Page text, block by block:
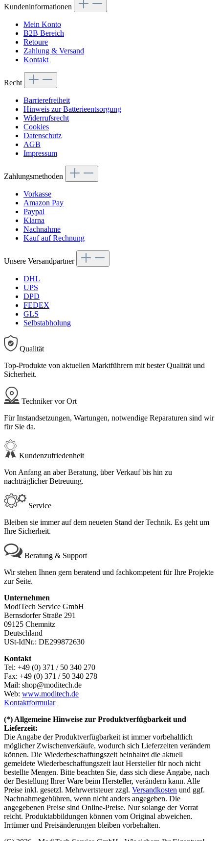
Kundeninformationen
Mein Konto
B2B Bereich
Retoure
Zahlung & Versand
Kontakt
Recht
Barrierefreiheit
Hinweis zur Batterieentsorgung
Widerrufsrecht
Cookies
Datenschutz
AGB
Impressum
Zahlungsmethoden
Vorkasse
Amazon Pay
Paypal
Klarna
Nachnahme
Kauf auf Rechnung
Unsere Versandpartner
DHL
UPS
DPD
FEDEX
GLS
Selbstabholung
Qualität
Top-Produkte von aktuellen Marktführern mit bester Qualität und
Sicherheit.
Techniker vor Ort
Für Instandsetzungen, Wartungen, notwendige Reparaturen sind wir
für Sie da.
Kundenzufriedenheit
Von Anfang an aber Beratung, über Verkauf bis hin zu
nachträglicher Betreuung.
Service
Bleiben sie immer auf dem neueten Stand der Technik. Es geht um
Ihre Sicherheit.
Beratung & Support
Wir stehen Ihnen gern beratend und fachkompetent für Ihre Projekte
zur Seite.
Unternehmen
ModiTech Service GmbH
Bernsdorfer Straße 291
09125 Chemnitz
Deutschland
USt-IdNr.: DE299872630
Kontakt
Tel: +49 (0) 371 / 50 340 270
Fax: +49 (0) 371 / 50 340 278
Mail: shop@moditech.de
Web: www.moditech.de
Kontaktformular
(*) Allgemeine Hinweise zur Produktverfügbarkeit und
Lieferzeit:
Die Angabe der Produktverfügbarkeit ist immer vorbehaltlich
möglicher Zwischenverkäufe, wodurch sich Lieferzeiten verändern
können. Die Wiederbeschaffungszeit beinhaltet die aktuell
gemeldete Wiederbeschaffungszeit laut Hersteller für noch nicht
bestellte Mengen. Bitte beachten Sie, dass sich diese Angabe, nach
der Bestellung Ihrer Ware beim Hersteller, verändern kann. Alle
Preise inkl. gesetzl. Mehrwertsteuer zzgl. Versandkosten und ggf.
Nachnahmegebühren, wenn nicht anders angegeben. Die
angegebenen Preise sind Online-Preise. Nur solange der Vorrat
reicht. Produktabbildungen können vom Original abweichen.
Irrtümer und Preisänderungen bleiben vorbehalten.